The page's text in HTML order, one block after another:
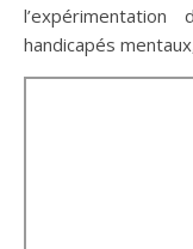
handicapés